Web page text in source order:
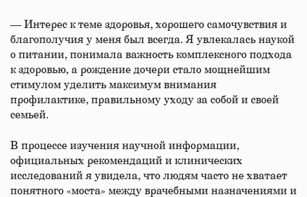
— Интерес к теме здоровья, хорошего самочувствия и
благополучия у меня был всегда. Я увлекалась наукой
о питании, понимала важность комплексного подхода
к здоровью, а рождение дочери стало мощнейшим
стимулом уделить максимум внимания
профилактике, правильному уходу за собой и своей
семьей.
В процессе изучения научной информации,
официальных рекомендаций и клинических
исследований я увидела, что людям часто не хватает
понятного «моста» между врачебными назначениями и